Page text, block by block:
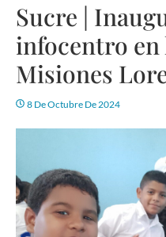
Sucre |
infocentro en
Misiones
8 De Octubre De 2024